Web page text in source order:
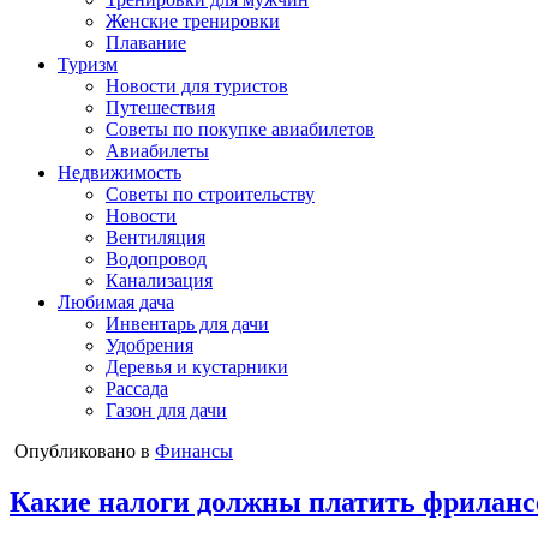
Женские тренировки
Плавание
Туризм
Новости для туристов
Путешествия
Советы по покупке авиабилетов
Авиабилеты
Недвижимость
Советы по строительству
Новости
Вентиляция
Водопровод
Канализация
Любимая дача
Инвентарь для дачи
Удобрения
Деревья и кустарники
Рассада
Газон для дачи
Опубликовано в Финансы
Какие налоги должны платить